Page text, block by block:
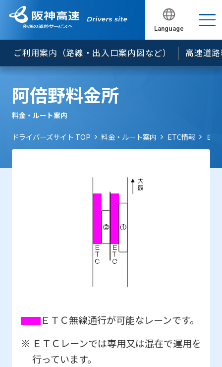
Language
ご利用案内（路線・出入口案内図など） 高速道
閉じる
閉じる
閉じる
でのＥＴＣ無線通行について
ＥＴＣ車載器の車載器管理番号の確認方法について
セキュリティ規格の変更について
「ETCカード未挿入お知らせアンテナ」のご案内
ています
松原JCT等におけるNEXCO料金の案内等について
旧スプリアス規格に基づいて製造されたETC車載器
料金所遮断棒について
閉じる
閉じる
阿倍野料金所
料金・ルート案内
ドライバーズサイト TOP 料金・ルート案内 ETC情報 Ｅ
ＥＴＣ無線通行が可能なレーンです。
ＥＴＣレーンでは専用又は混在で運用を
行っています。